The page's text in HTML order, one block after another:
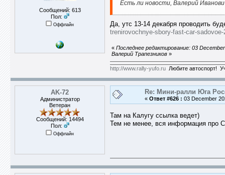
Сообщений: 613
Пол:
Оффлайн
Есть ли новости, Валерий
Да, утс 13-14 декабря проводить
trenirovochnye-sbory-fast-car-
« Последнее редактирование: 03
Валерий Трапезников »
http://www.rally-yufo.ru Любите автоспорт!
AK-72
Администратор
Ветеран
Сообщений: 14494
Пол:
Оффлайн
Re: Мини-ралли Юга
« Ответ #626 : 03 December
Там на Калугу ссылка ведет)
Тем не менее, вся информация про